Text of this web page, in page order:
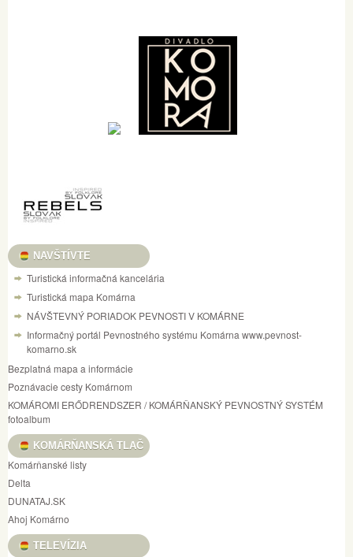
NAVŠTÍVTE
Turistická informačná kancelária
Turistická mapa Komárna
NÁVŠTEVNÝ PORIADOK PEVNOSTI V KOMÁRNE
Informačný portál Pevnostného systému Komárna www.pevnost-
komarno.sk
Bezplatná mapa a informácie
Poznávacie cesty Komárnom
KOMÁROMI ERŐDRENDSZER / KOMÁRŇANSKÝ PEVNOSTNÝ SYSTÉM
fotoalbum
KOMÁRŇANSKÁ TLAČ
Komárňanské listy
Delta
DUNATAJ.SK
Ahoj Komárno
TELEVÍZIA